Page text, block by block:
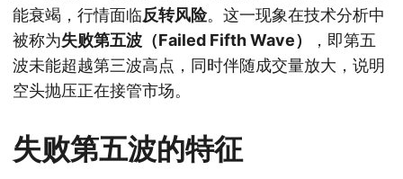
能衰竭，行情面临反转风险。这一现象在技术分析中
被称为失败第五波（Failed Fifth Wave）
，即第五
波未能超越第三波高点，同时伴随成交量放大，说明
空头抛压正在接管市场。
失败第五波的特征